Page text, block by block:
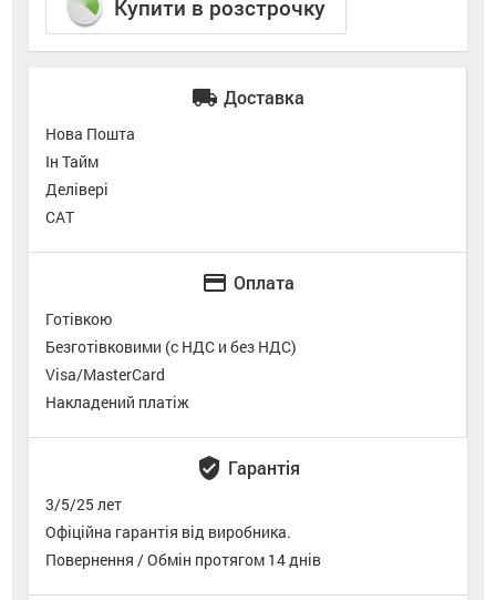
Купити в розстрочку
local_shipping Доставка
Нова Пошта
Ін Тайм
Делівері
САТ
credit_card Оплата
Готівкою
Безготівковими (с НДС и без НДС)
Visa/MasterCard
Накладений платіж
verified_user Гарантія
3/5/25 лет
Офіційна гарантія від виробника.
Повернення / Обмін протягом 14 днів